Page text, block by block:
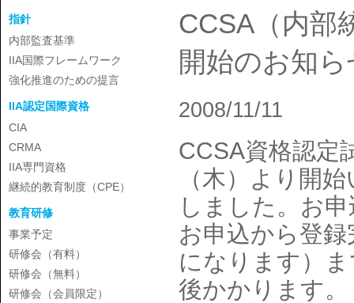
指針
内部監査基準
IIA国際フレームワーク
強化推進のための提言
IIA認定国際資格
CIA
CRMA
IIA専門資格
継続的教育制度（CPE）
教育研修
事業予定
研修会（有料）
研修会（無料）
研修会（会員限定）
CCSA（内部
開始のお知ら
2008/11/11
CCSA資格認定
（木）より開
しました。お
お申込から登
になります）
後かかります。